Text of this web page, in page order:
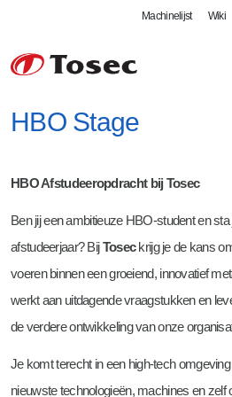
Machinelijst Wiki
Plaatbewerking
Lasersnijden
Kanten en zetten
Zwenkbuigen
Walsen
Lasbedrijf
Robotlassen
Defensie - DIN 2303
Meer mogelijkheden
Controle
Certificaten
Leverbetrouwbaarheid
Tosec als werkgever
Vacatures
Stageplaatsen bij Tosec
HBO Stage
HBO Afstudeeropdracht bij Tosec
Ben jij een ambitieuze HBO-student en
afstudeerjaar? BijToseckrijg je de kans
voeren binnen een groeiend, innovatief
werkt aan uitdagende vraagstukken en
de verdere ontwikkeling van onze
Je komt terecht in een high-tech
nieuwste technologieën, machines en zelf